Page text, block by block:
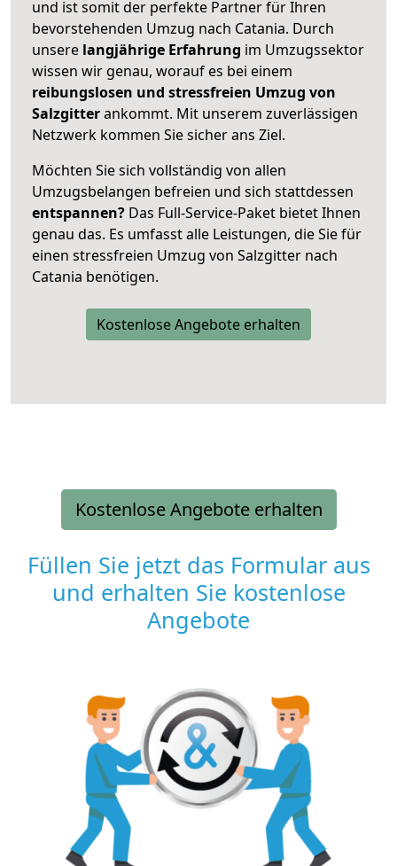
und ist somit der perfekte Partner für Ihren
bevorstehenden Umzug nach Catania. Durch
unsere langjährige Erfahrung im Umzugssektor
wissen wir genau, worauf es bei einem
reibungslosen und stressfreien Umzug von
Salzgitterankommt. Mit unserem zuverlässigen
Netzwerk kommen Sie sicher ans Ziel.
Möchten Sie sich vollständig von allen
Umzugsbelangen befreien und sich stattdessen
entspannen? Das Full-Service-Paket bietet Ihnen
genau das. Es umfasst alle Leistungen, die Sie für
einen stressfreien Umzug von Salzgitter nach
Catania benötigen.
Kostenlose Angebote erhalten
Kostenlose Angebote erhalten
Füllen Sie jetzt das Formular aus
und erhalten Sie kostenlose
Angebote